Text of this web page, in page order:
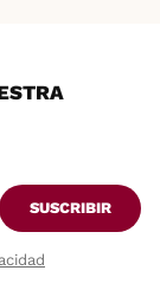
SUSCRIBIR